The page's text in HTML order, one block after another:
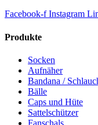
Facebook-f Instagram
Produkte
Socken
Aufnäher
Bandana /
Bälle
Caps und Hüte
Sattelschützer
Fanschals